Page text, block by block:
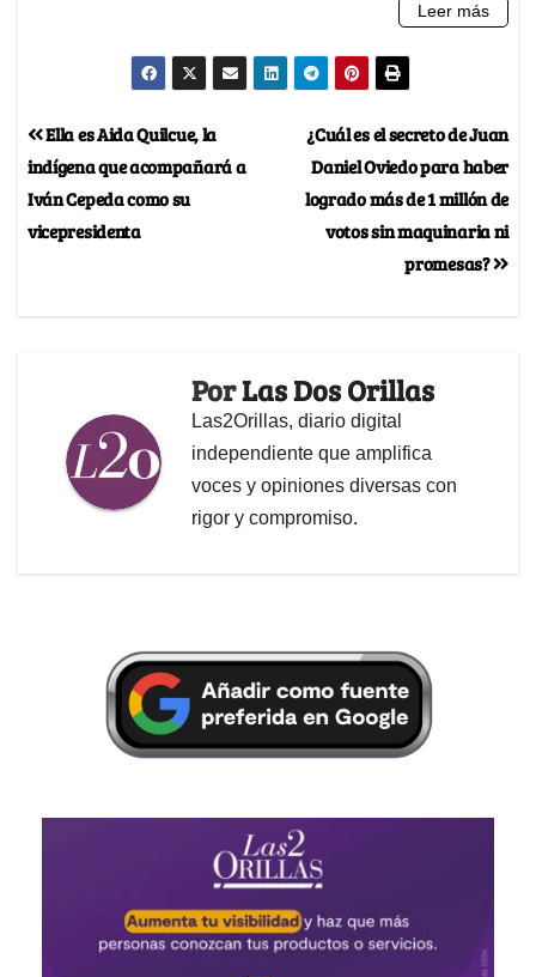
¿Cuál es el secreto de Juan
Daniel Oviedo para haber
logrado más de 1 millón de
votos sin maquinaria ni
promesas?
Ella es Aida Quilcue, la
indígena que acompañará a
Iván Cepeda como su
vicepresidenta
PorLas Dos Orillas
Las2Orillas, diario digital
independiente que amplifica
voces y opiniones diversas con
rigor y compromiso.